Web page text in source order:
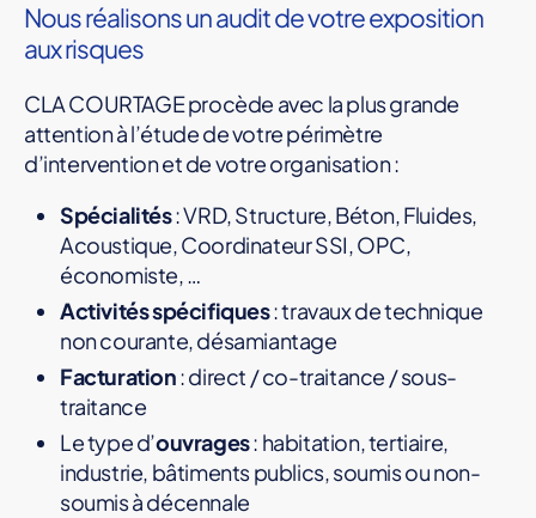
Nous réalisons un audit de votre exposition
aux risques
CLA COURTAGE procède avec la plus grande
attention à l’étude de votre périmètre
d’intervention et de votre organisation :
Spécialités: VRD, Structure, Béton, Fluides,
Acoustique, Coordinateur SSI, OPC,
économiste, …
Activités spécifiques: travaux de technique
non courante, désamiantage
Facturation: direct / co-traitance / sous-
traitance
Le type d’ouvrages: habitation, tertiaire,
industrie, bâtiments publics, soumis ou non-
soumis à décennale